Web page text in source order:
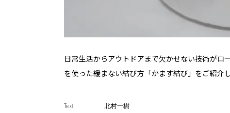
日常生活からアウトドアまで欠かせない技術がロ
を使った緩まない結び方「かます結び」をご紹介し
Text 北村一樹